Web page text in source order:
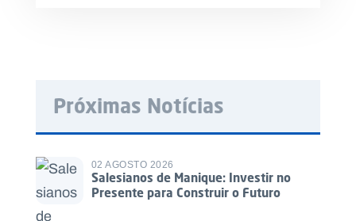
Próximas Notícias
02 AGOSTO 2026
Salesianos de Manique: Investir no
Presente para Construir o Futuro